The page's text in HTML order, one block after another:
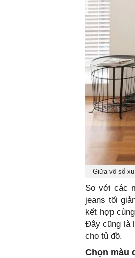
Giữa vô số
So với các
jeans tối
kết hợp
Đây cũng là
cho tủ đồ.
Chọn màu